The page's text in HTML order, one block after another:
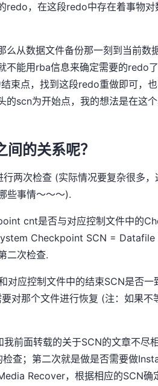
redo，在这段redo中存在着事物
么从数据文件备份那一刻到当前数
不能用rba信息来确定需要的redo
束点，找到这段redo重做即可，
的scn为开始点，我的想法是在这
的关系呢？
两次检查 (实际情况要复杂很多
些事情～～～).
cnt是否与对应控制文件中的
Checkpoint SCN =
二次检查.
对应控制文件中的结束SCN是否一
对那个文件进行恢复 (注：如果不
前面转载的关于SCN的文章不尽
查；第二次就是做是否需要做
Recover，根据相应的SCN